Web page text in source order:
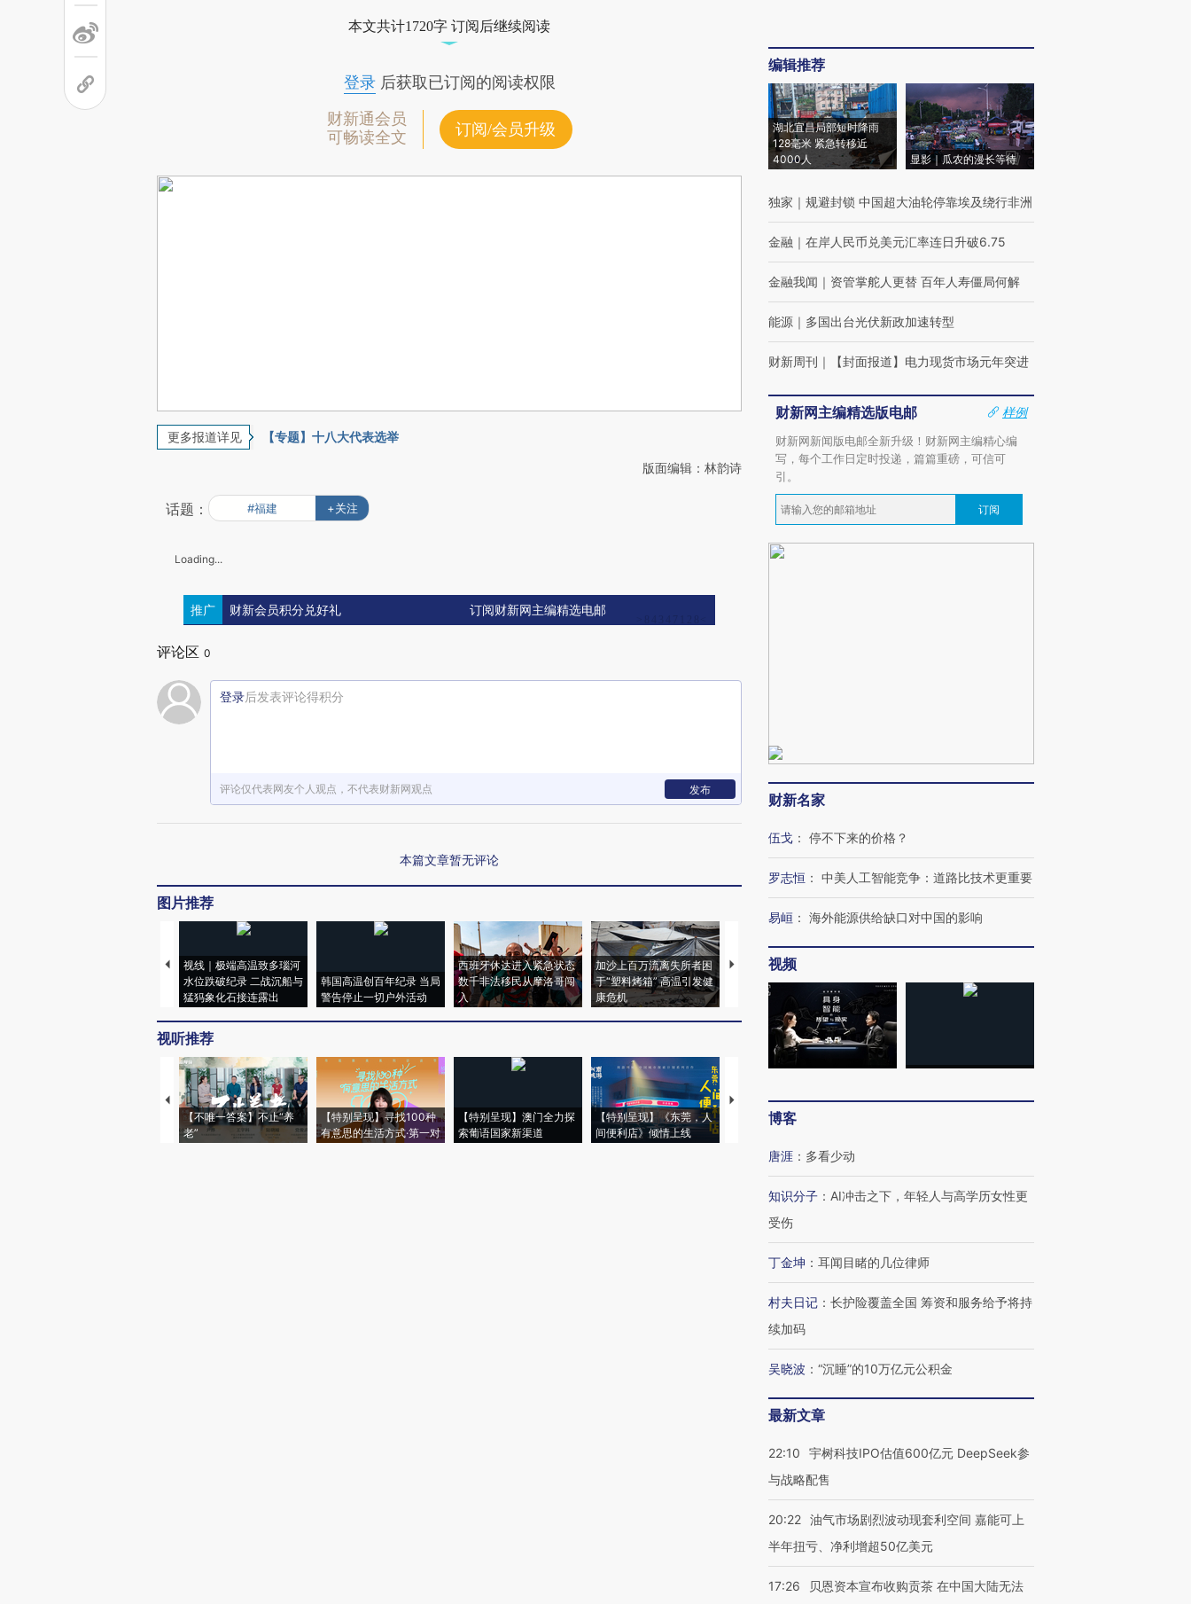
本文共计1720字 订阅后继续阅读
登录后获取已订阅的阅读权限
财新通会员
可畅读全文
订阅/会员升级
更多报道详见 【专题】十八大代表选举
版面编辑：林韵诗
话题： #福建 +关注
Loading...
推广 财新会员积分兑好礼 订阅财新网主编精选电邮
评论区 0
登录后发表评论得积分
评论仅代表网友个人观点，不代表财新网观点 发布
本篇文章暂无评论
图片推荐
视线｜极端高温致多瑙河
水位跌破纪录 二战沉船与
猛犸象化石接连露出
韩国高温创百年纪录 当局
警告停止一切户外活动
西班牙休达进入紧急状态
数千非法移民从摩洛哥闯
入
加沙上百万流离失所者困
于“塑料烤箱” 高温引发健
康危机
视线｜HYROX的吸金
术：是什么让中产们甘
心“花钱找虐”？
粒摇头丸 尿检体内含3种
毒品
度Z世代 用街头抗争将教
视听推荐
【不唯一答案】不止“养
老”
【特别呈现】寻找100种
有意思的生活方式·第一对
【特别呈现】澳门全力探
索葡语国家新渠道
【特别呈现】《东莞，人
间便利店》倾情上线
【推广】走进第四届链博
会，让数智科技“链”接产
【商旅对话】华住集团
编辑推荐
湖北宜昌局部短时降雨
128毫米 紧急转移近
4000人
显影｜瓜农的漫长等待
独家 ｜ 规避封锁 中国超大油轮停靠埃及绕行非洲
金融 ｜ 在岸人民币兑美元汇率连日升破6.75
金融我闻 ｜ 资管掌舵人更替 百年人寿僵局何解
能源 ｜ 多国出台光伏新政加速转型
财新周刊 ｜ 【封面报道】电力现货市场元年突进
财新网主编精选版电邮
样例
财新网新闻版电邮全新升级！财新网主编精心编
写，每个工作日定时投递，篇篇重磅，可信可
引。
订阅
财新名家
伍戈 ： 停不下来的价格？
罗志恒 ： 中美人工智能竞争：道路比技术更重要
易峘 ： 海外能源供给缺口对中国的影响
视频
博客
唐涯 ： 多看少动
知识分子 ： AI冲击之下，年轻人与高学历女性更
受伤
丁金坤 ： 耳闻目睹的几位律师
村夫日记 ： 长护险覆盖全国 筹资和服务给予将持
续加码
吴晓波 ： “沉睡”的10万亿元公积金
最新文章
22:10
宇树科技IPO估值600亿元 DeepSeek参
与战略配售
20:22 油气市场剧烈波动现套利空间 嘉能可上
半年扭亏、净利增超50亿美元
17:26
贝恩资本宣布收购贡茶 在中国大陆无法